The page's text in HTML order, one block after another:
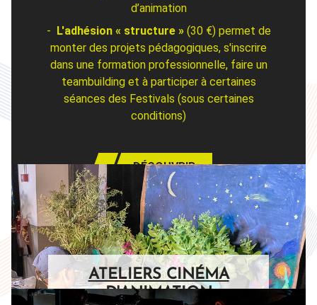
d’animation
- L'adhésion « structure »(30 €) permet de
monter des projets pédagogiques, s'inscrire
dans une formation professionnelle, faire un
teambuilding et à participer à certaines
séances des Festivals (sous certaines
conditions)
DÉCOUVRIR
ATELIERS CINÉMA
D'ANIMATION